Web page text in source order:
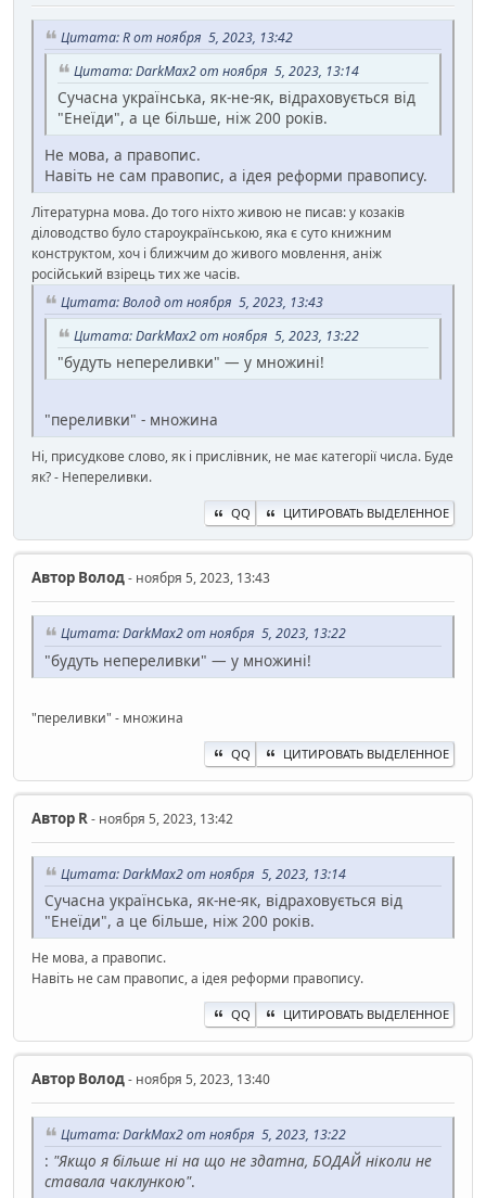
Цитата: R от ноября 5, 2023, 13:42
Цитата: DarkMax2 от ноября 5, 2023, 13:14
Сучасна українська, як-не-як, відраховується від
"Енеїди", а це більше, ніж 200 років.
Не мова, а правопис.
Навіть не сам правопис, а ідея реформи правопису.
Літературна мова. До того ніхто живою не писав: у козаків
діловодство було староукраїнською, яка є суто книжним
конструктом, хоч і ближчим до живого мовлення, аніж
російський взірець тих же часів.
Цитата: Волод от ноября 5, 2023, 13:43
Цитата: DarkMax2 от ноября 5, 2023, 13:22
"будуть непереливки" — у множині!
"переливки" - множина
Ні, присудкове слово, як і прислівник, не має категорії числа. Буде
як? - Непереливки.
QQ ЦИТИРОВАТЬ ВЫДЕЛЕННОЕ
Автор Волод- ноября 5, 2023, 13:43
Цитата: DarkMax2 от ноября 5, 2023, 13:22
"будуть непереливки" — у множині!
"переливки" - множина
QQ ЦИТИРОВАТЬ ВЫДЕЛЕННОЕ
Автор R- ноября 5, 2023, 13:42
Цитата: DarkMax2 от ноября 5, 2023, 13:14
Сучасна українська, як-не-як, відраховується від
"Енеїди", а це більше, ніж 200 років.
Не мова, а правопис.
Навіть не сам правопис, а ідея реформи правопису.
QQ ЦИТИРОВАТЬ ВЫДЕЛЕННОЕ
Автор Волод- ноября 5, 2023, 13:40
Цитата: DarkMax2 от ноября 5, 2023, 13:22
: "Якщо я більше ні на що не здатна, БОДАЙ ніколи не
ставала чаклункою".